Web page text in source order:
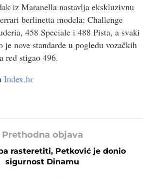
iz Maranella nastavlja ekskluzivnu
berlinetta modela: Challenge
458 Speciale i 488 Pista, a svaki
je nove standarde u pogledu vozačkih
red stigao 496.
Index.hr
Prethodna objava
rasteretiti, Petković je donio
sigurnost Dinamu